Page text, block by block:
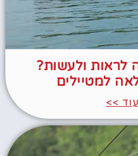
לראות ולעשות?
למטיילים
>>